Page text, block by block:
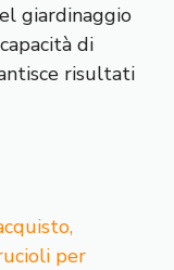
giardinaggio
di
risultati
per